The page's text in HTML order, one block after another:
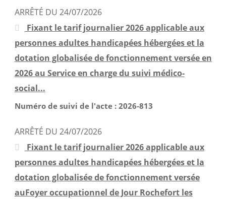
janvier 2024
juillet 2023
juin 2023
mai 2023
avril 2023
mars 2023
ARRÊTÉ DU 24/07/2026
Fixant le tarif journalier 2026 applicable aux
personnes adultes handicapées hébergées et la
dotation globalisée de fonctionnement versée en
2026 au Service en charge du suivi médico-
social...
Numéro de suivi de l'acte : 2026-813
ARRÊTÉ DU 24/07/2026
Fixant le tarif journalier 2026 applicable aux
personnes adultes handicapées hébergées et la
dotation globalisée de fonctionnement versée
auFoyer occupationnel de Jour Rochefort les